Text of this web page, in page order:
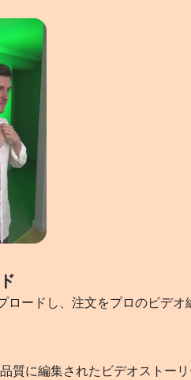
ロードし、注文をプロのビデオ
質に編集されたビデオストーリ